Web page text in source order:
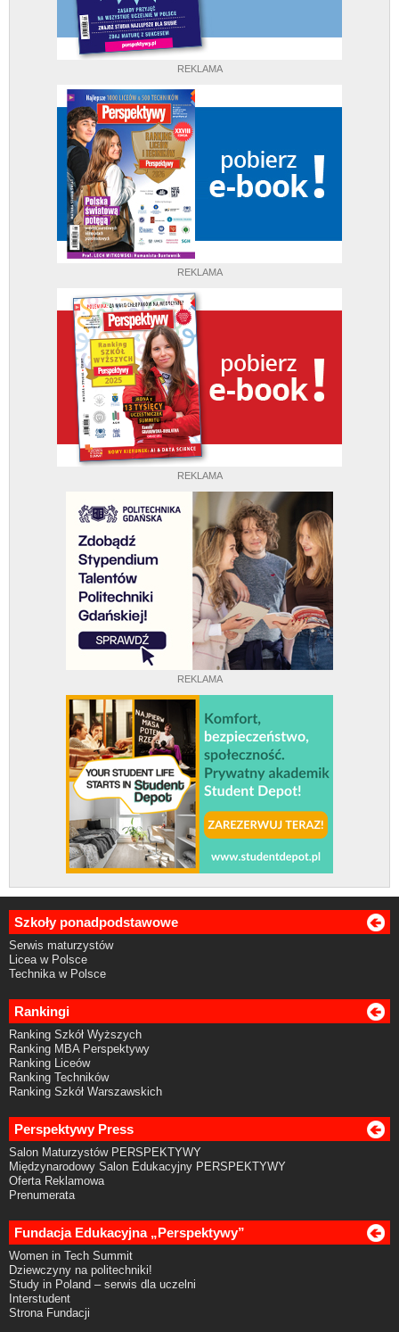
REKLAMA
REKLAMA
REKLAMA
REKLAMA
Szkoły ponadpodstawowe
Serwis maturzystów
Licea w Polsce
Technika w Polsce
Rankingi
Ranking Szkół Wyższych
Ranking MBA Perspektywy
Ranking Liceów
Ranking Techników
Ranking Szkół Warszawskich
Perspektywy Press
Salon Maturzystów PERSPEKTYWY
Międzynarodowy Salon Edukacyjny PERSPEKTYWY
Oferta Reklamowa
Prenumerata
Fundacja Edukacyjna „Perspektywy”
Women in Tech Summit
Dziewczyny na politechniki!
Study in Poland – serwis dla uczelni
Interstudent
Strona Fundacji